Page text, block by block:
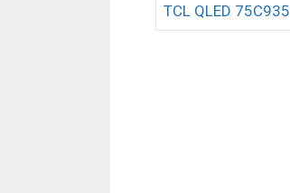
TCL QLED 75C935